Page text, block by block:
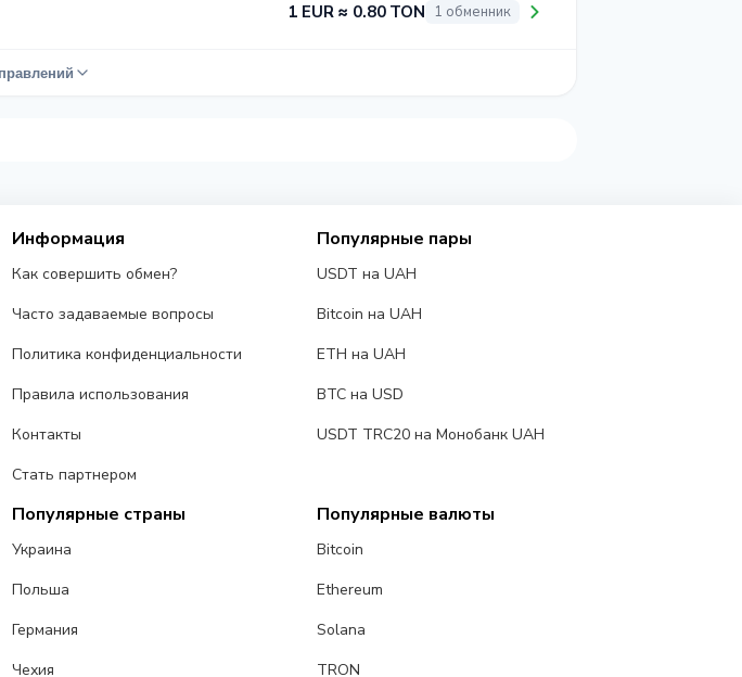
1 EUR ≈ 0.80 TON 1 обменник
Информация
Как совершить обмен?
Часто задаваемые вопросы
Политика конфиденциальности
Правила использования
Контакты
Стать партнером
Популярные пары
USDT на UAH
Bitcoin на UAH
ETH на UAH
BTC на USD
USDT TRC20 на Монобанк UAH
Популярные страны
Украина
Польша
Германия
Чехия
Популярные валюты
Bitcoin
Ethereum
Solana
TRON